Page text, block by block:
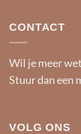
CONTACT
Wil je meer
Stuur dan een
VOLG ONS